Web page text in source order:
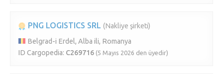
PNG LOGISTICS SRL (Nakliye şirketi)
Belgrad-i Erdel, Alba ili, Romanya
ID Cargopedia: C269716 (5 Mayıs 2026 den üyedir)